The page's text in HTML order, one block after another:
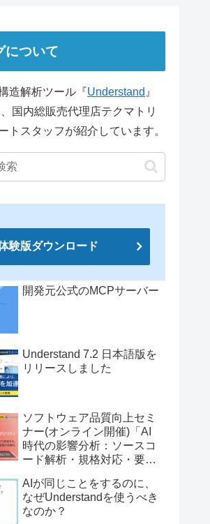
について
造解析ツール『Understand 』
国内総販売代理店テクマトリ
トスタッフが紹介しています。
験版ダウンロード
開発元公式のMCPサーバー
Understand 7.2 日本語版を
リリースしました
ソフトウェア品質向上セミ
ナー(オンライン開催)「AI
時代の影響分析：ソースコ
ード解析・規格対応・要件
AIが同じことをするのに、
なぜUnderstandを使うべき
なのか？